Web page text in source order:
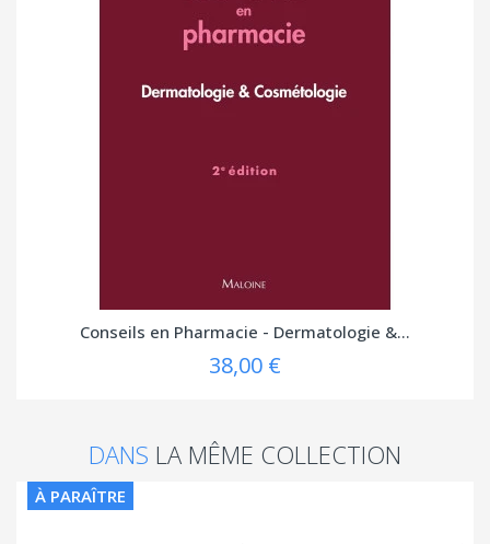
Conseils en Pharmacie - Dermatologie &...
38,00 €
DANS LA MÊME COLLECTION
À PARAÎTRE